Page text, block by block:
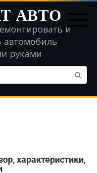
АВТО
и
автомобиль
руками
характеристики,